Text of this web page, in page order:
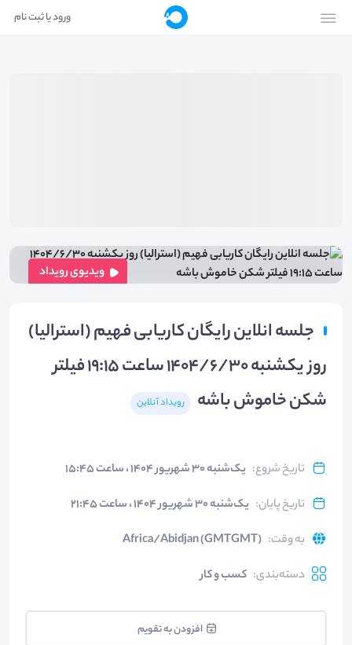
ورود یا ثبت نام
جلسه انلاین رایگان کاریابی فهیم (استرالیا)
روز یکشنبه 1404/6/30 ساعت 19:15 فیلتر
شکن خاموش باشه
رویداد آنلاین
تاریخ شروع: یک‌شنبه ۳۰ شهریور ۱۴۰۴ ، ساعت ۱۵:۴۵
تاریخ پایان: یک‌شنبه ۳۰ شهریور ۱۴۰۴ ، ساعت ۲۱:۴۵
به وقت:
Africa/Abidjan (GMTGMT)
دسته‌بندی: کسب و کار
افزودن به تقویم
ویدیوی رویداد